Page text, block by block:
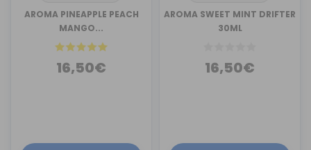
AROMA PINEAPPLE PEACH
MANGO...
16,50€
AROMA SWEET MINT DRIFTER
30ML
16,50€